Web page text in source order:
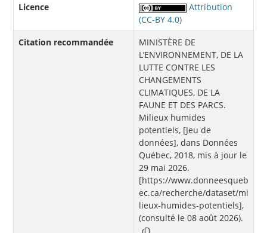
Licence
Attribution
(CC-BY 4.0)
Citation recommandée
MINISTÈRE DE
L’ENVIRONNEMENT, DE LA
LUTTE CONTRE LES
CHANGEMENTS
CLIMATIQUES, DE LA
FAUNE ET DES PARCS.
Milieux humides
potentiels, [Jeu de
données], dans Données
Québec, 2018, mis à jour le
29 mai 2026.
[https://www.donneesqueb
ec.ca/recherche/dataset/mi
lieux-humides-potentiels],
(consulté le 08 août 2026).